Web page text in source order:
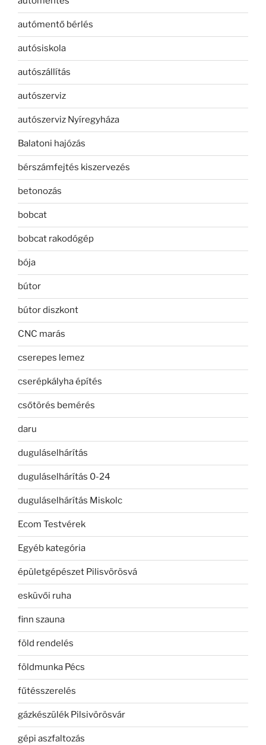
autómentő bérlés
autósiskola
autószállítás
autószerviz
autószerviz Nyíregyháza
Balatoni hajózás
bérszámfejtés kiszervezés
betonozás
bobcat
bobcat rakodógép
bója
bútor
bútor diszkont
CNC marás
cserepes lemez
cserépkályha építés
csőtörés bemérés
daru
duguláselhárítás
duguláselhárítás 0-24
duguláselhárítás Miskolc
Ecom Testvérek
Egyéb kategória
épületgépészet Pilisvörösvá
esküvői ruha
finn szauna
föld rendelés
földmunka Pécs
fűtésszerelés
gázkészülék Pilsivörösvár
gépi aszfaltozás